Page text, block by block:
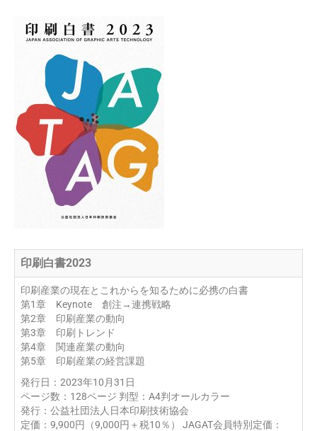
印刷白書2023
印刷産業の現在とこれからを知るために必携の白書
第1章 Keynote 創注→連携戦略
第2章 印刷産業の動向
第3章 印刷トレンド
第4章 関連産業の動向
第5章 印刷産業の経営課題
発行日：2023年10月31日
ページ数：128ページ 判型：A4判オールカラー
発行：公益社団法人日本印刷技術協会
定価：9,900円（9,000円＋税10％） JAGAT会員特別定価：